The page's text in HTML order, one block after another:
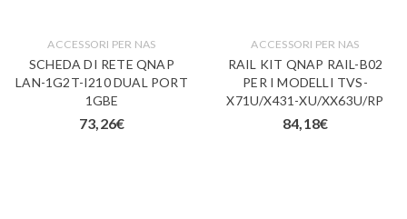
ACCESSORI PER NAS
SCHEDA DI RETE QNAP
LAN-1G2T-I210 DUAL PORT
1GBE
73,26€
ACCESSORI PER NAS
RAIL KIT QNAP RAIL-B02
PER I MODELLI TVS-
X71U/X431-XU/XX63U/RP
84,18€